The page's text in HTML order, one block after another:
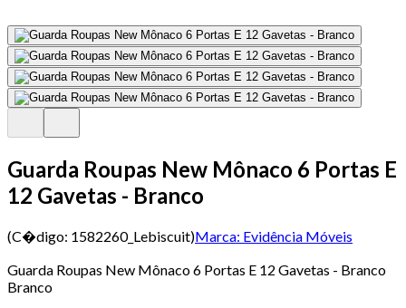
Guarda Roupas New Mônaco 6 Portas E
12 Gavetas - Branco
(C�digo: 1582260_Lebiscuit)Marca: Evidência Móveis
Guarda Roupas New Mônaco 6 Portas E 12 Gavetas - Branco
Branco